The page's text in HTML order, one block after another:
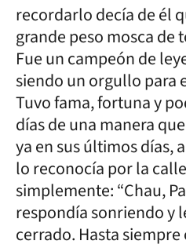
recordarlo decía de él
grande peso mosca de
Fue un campeón de
siendo un orgullo para
Tuvo fama, fortuna y
días de una manera
ya en sus últimos días,
lo reconocía por la
simplemente: “Chau,
respondía sonriendo y
cerrado. Hasta